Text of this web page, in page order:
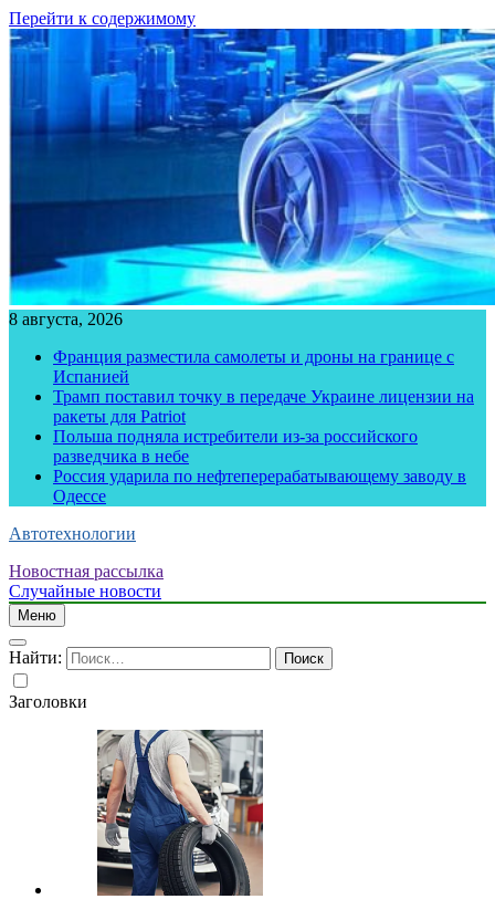
Перейти к содержимому
8 августа, 2026
Франция разместила самолеты и дроны на границе с
Испанией
Трамп поставил точку в передаче Украине лицензии на
ракеты для Patriot
Польша подняла истребители из-за российского
разведчика в небе
Россия ударила по нефтеперерабатывающему заводу в
Одессе
Автотехнологии
Новостная рассылка
Случайные новости
Меню
Найти:
Заголовки